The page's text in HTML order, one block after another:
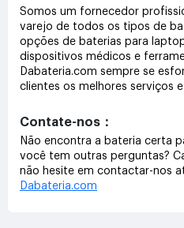
Somos um fornecedor
varejo de todos os tipos de
opções de baterias para
dispositivos médicos e
Dabateria.com sempre se
clientes os melhores serviços
Contate-nos：
Não encontra a bateria certa
você tem outras perguntas?
não hesite em contactar-nos
Dabateria.com